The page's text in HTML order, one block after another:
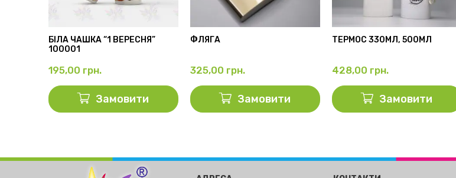
БІЛА ЧАШКА “1 ВЕРЕСНЯ”
100001
195,00 грн.
Замовити
ФЛЯГА
325,00 грн.
Замовити
ТЕРМОС 330МЛ, 500МЛ
428,00 грн.
Замовити